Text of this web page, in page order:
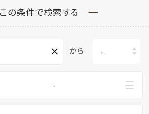
この条件で検索する
× から
-